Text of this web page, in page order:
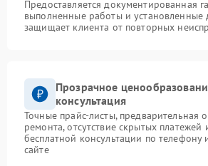
Предоставляется документированная
выполненные работы и установленные
защищает клиента от повторных
Прозрачное
консультация
Точные прайс-листы, предварительная
ремонта, отсутствие скрытых платежей
бесплатной консультации по телефону
сайте